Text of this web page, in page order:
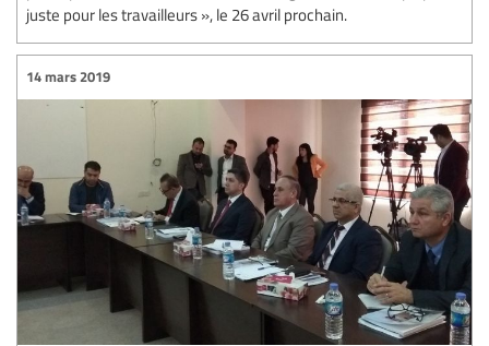
juste pour les travailleurs », le 26 avril prochain.
14 mars 2019